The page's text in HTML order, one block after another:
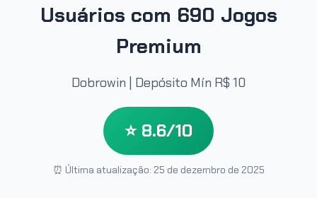
Usuários com 690 Jogos
Premium
Dobrowin | Depósito Mín R$ 10
⭐ 8.6/10
⏰ Última atualização: 25 de dezembro de 2025